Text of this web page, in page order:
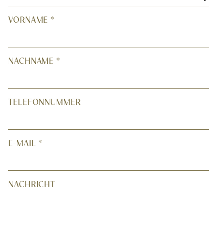
VORNAME *
NACHNAME *
TELEFONNUMMER
E-MAIL *
NACHRICHT